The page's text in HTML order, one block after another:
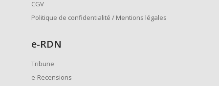
CGV
Politique de confidentialité / Mentions légales
e-RDN
Tribune
e-Recensions